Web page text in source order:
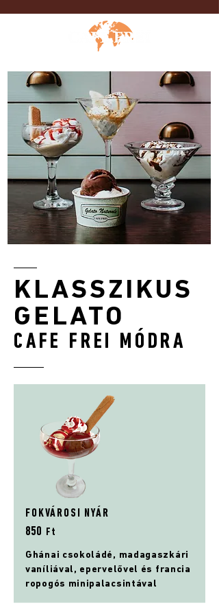
KLASSZIKUS
GELATO
CAFE FREI MÓDRA
Ghánai csokoládé, madagaszkári
vaníliával, epervelővel és francia
ropogós minipalacsintával
FOKVÁROSI NYÁR
850 Ft